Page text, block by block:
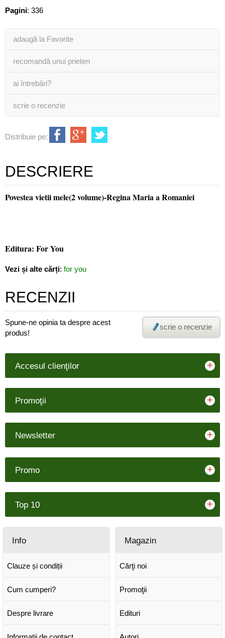
Pagini: 336
adaugă la Favorite
recomandă unui prieten
ai întrebări?
scrie o recenzie
Distribuie pe:
DESCRIERE
Povestea vietii mele(2 volume)-Regina Maria a Romaniei
Editura: For You
Vezi și alte cărți: for you
RECENZII
Spune-ne opinia ta despre acest
produs!
scrie o recenzie
Accesul clienţilor +
Promoţii +
Newsletter +
Promo +
Top 10 +
Info
Clauze și condiții
Cum cumperi?
Despre livrare
Magazin
Cărţi noi
Promoţii
Edituri